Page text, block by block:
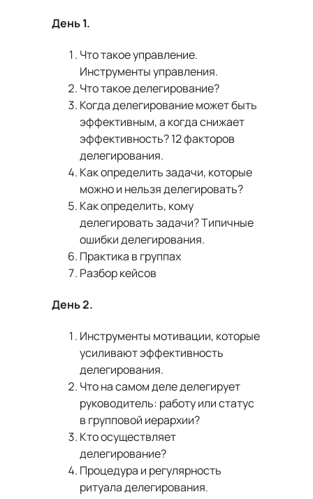
День 1.
Что такое управление.
Инструменты управления.
Что такое делегирование?
Когда делегирование может быть
эффективным, а когда снижает
эффективность? 12 факторов
делегирования.
Как определить задачи, которые
можно и нельзя делегировать?
Как определить, кому
делегировать задачи? Типичные
ошибки делегирования.
Практика в группах
Разбор кейсов
День 2.
Инструменты мотивации, которые
усиливают эффективность
делегирования.
Что на самом деле делегирует
руководитель: работу или статус
в групповой иерархии?
Кто осуществляет
делегирование?
Процедура и регулярность
ритуала делегирования.